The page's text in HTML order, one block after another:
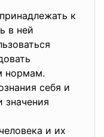
к
в ней
нормам.
себя и
и их